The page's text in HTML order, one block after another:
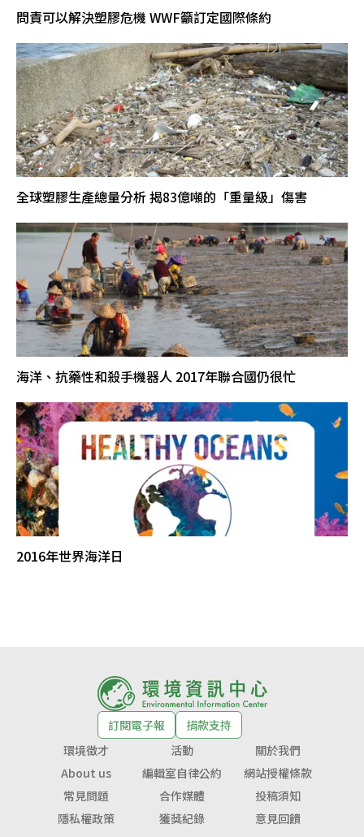
問責可以解決塑膠危機 WWF籲訂定國際條約
全球塑膠生產總量分析 揭83億噸的「重量級」傷害
海洋、抗藥性和殺手機器人 2017年聯合國仍很忙
2016年世界海洋日
訂閱電子報
捐款支持
環境徵才
活動
關於我們
About us
編輯室自律公約
網站授權條款
常見問題
合作媒體
投稿須知
隱私權政策
獲獎紀錄 意見回饋